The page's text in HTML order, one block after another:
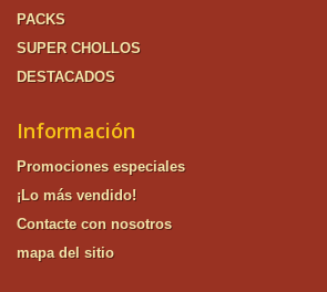
PACKS
SUPER CHOLLOS
DESTACADOS
Información
Promociones especiales
¡Lo más vendido!
Contacte con nosotros
mapa del sitio